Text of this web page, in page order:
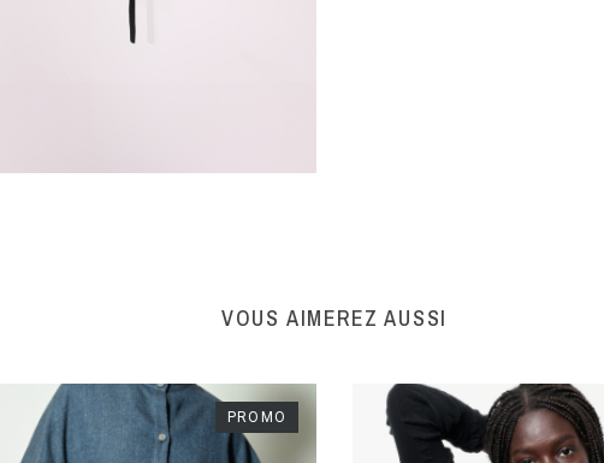
VOUS AIMEREZ AUSSI
PROMO